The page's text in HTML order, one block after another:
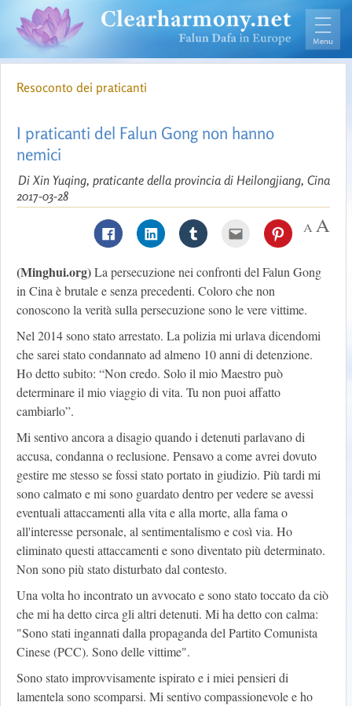
Resoconto dei praticanti
I praticanti del Falun Gong non hanno
nemici
Di Xin Yuqing, praticante della provincia di Heilongjiang, Cina
2017-03-28
(Minghui.org)La persecuzione nei confronti del Falun Gong
in Cina è brutale e senza precedenti. Coloro che non
conoscono la verità sulla persecuzione sono le vere vittime.
Nel 2014 sono stato arrestato. La polizia mi urlava dicendomi
che sarei stato condannato ad almeno 10 anni di detenzione.
Ho detto subito: “Non credo. Solo il mio Maestro può
determinare il mio viaggio di vita. Tu non puoi affatto
cambiarlo”.
Mi sentivo ancora a disagio quando i detenuti parlavano di
accusa, condanna o reclusione. Pensavo a come avrei dovuto
gestire me stesso se fossi stato portato in giudizio. Più tardi mi
sono calmato e mi sono guardato dentro per vedere se avessi
eventuali attaccamenti alla vita e alla morte, alla fama o
all'interesse personale, al sentimentalismo e così via. Ho
eliminato questi attaccamenti e sono diventato più determinato.
Non sono più stato disturbato dal contesto.
Una volta ho incontrato un avvocato e sono stato toccato da ciò
che mi ha detto circa gli altri detenuti. Mi ha detto con calma:
"Sono stati ingannati dalla propaganda del Partito Comunista
Cinese (PCC). Sono delle vittime".
Sono stato improvvisamente ispirato e i miei pensieri di
lamentela sono scomparsi. Mi sentivo compassionevole e ho